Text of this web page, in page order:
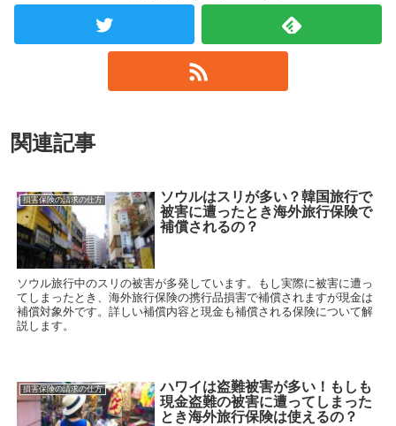
関連記事
損害保険の請求の仕方
ソウルはスリが多い？韓国旅行で
被害に遭ったとき海外旅行保険で
補償されるの？
ソウル旅行中のスリの被害が多発しています。もし実際に被害に遭っ
てしまったとき、海外旅行保険の携行品損害で補償されますが現金は
補償対象外です。詳しい補償内容と現金も補償される保険について解
説します。
損害保険の請求の仕方
ハワイは盗難被害が多い！もしも
現金盗難の被害に遭ってしまった
とき海外旅行保険は使えるの？